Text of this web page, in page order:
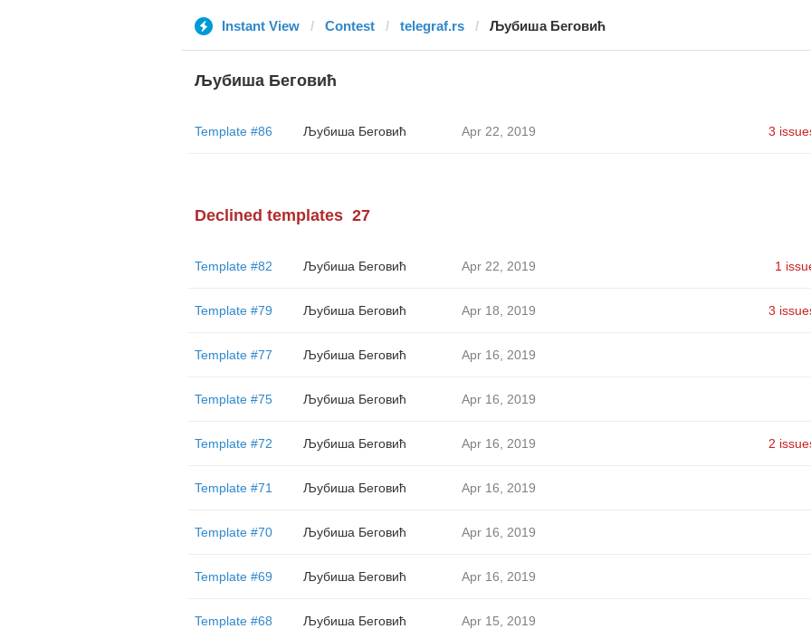
Instant View Contest telegraf.rs Љубиша Беговић
Љубиша Беговић
Template #86 Љубиша Беговић Apr 22, 2019 3
Declined templates 27
Template #82 Љубиша Беговић Apr 22, 2019 1
Template #79 Љубиша Беговић Apr 18, 2019 3
Template #77 Љубиша Беговић Apr 16, 2019
Template #75 Љубиша Беговић Apr 16, 2019
Template #72 Љубиша Беговић Apr 16, 2019 2
Template #71 Љубиша Беговић Apr 16, 2019
Template #70 Љубиша Беговић Apr 16, 2019
Template #69 Љубиша Беговић Apr 16, 2019
Template #68 Љубиша Беговић Apr 15, 2019